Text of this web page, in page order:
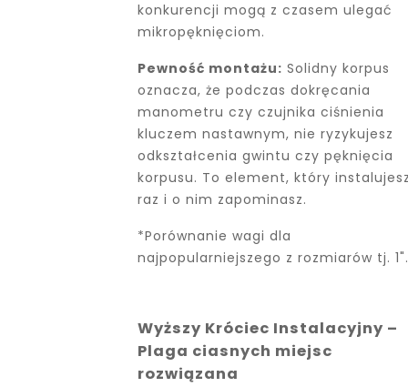
konkurencji mogą z czasem ulegać
mikropęknięciom.
Pewność montażu: Solidny korpus
oznacza, że podczas dokręcania
manometru czy czujnika ciśnienia
kluczem nastawnym, nie ryzykujesz
odkształcenia gwintu czy pęknięcia
korpusu. To element, który
raz i o nim zapominasz.
*Porównanie wagi dla
najpopularniejszego z rozmiarów tj. 1".
Wyższy Króciec Instalacyjny –
Plaga ciasnych miejsc
rozwiązana